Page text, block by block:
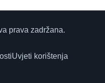
prava zadržana.
Uvjeti korištenja